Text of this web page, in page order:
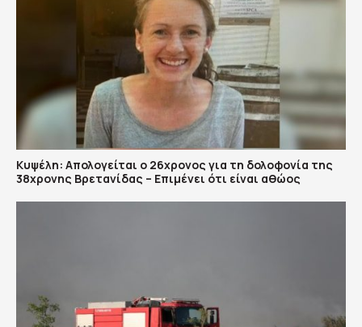
Κυψέλη: Απολογείται ο 26χρονος για τη δολοφονία της
38χρονης Βρετανίδας – Επιμένει ότι είναι αθώος